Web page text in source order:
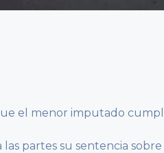
el menor imputado
las partes su sentencia